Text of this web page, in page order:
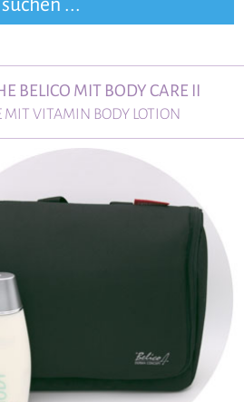
BELICO MIT BODY CARE II
MIT VITAMIN BODY LOTION